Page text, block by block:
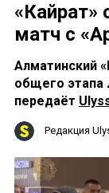
«Кайрат»
матч с
Алматинский
общего этапа
передаёт
Редакция